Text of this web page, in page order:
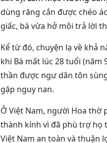
dùng răng cắn được chéo
giấc, bà vừa hở môi trả lời
Kể từ đó, chuyện lạ về khả
khi Bà mất lúc 28 tuổi
thần được ngư dân tôn
gặp nguy nan.
Ở Việt Nam, người Hoa thờ
thành kính vì đã phù trợ họ
Việt Nam an toàn và thuận